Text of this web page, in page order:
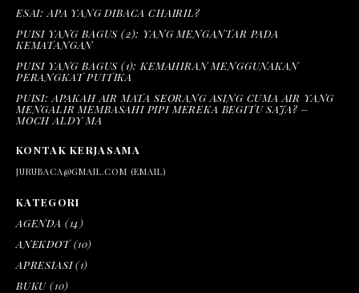
ESAI: APA YANG DIBACA CHAIRIL?
PUISI YANG BAGUS (2): YANG MENGANTAR PADA
KEMATANGAN
PUISI YANG BAGUS (1): KEMAHIRAN MENGGUNAKAN
PERANGKAT PUITIKA
PUISI: APAKAH AIR MATA SEORANG ASING CUMA AIR YANG
MENGALIR MEMBASAHI PIPI MEREKA BEGITU SAJA? –
MOCH ALDY MA
KONTAK KERJASAMA
JURUBACA@GMAIL.COM (EMAIL)
KATEGORI
AGENDA (14)
ANEKDOT(10)
APRESIASI(1)
BUKU (10)